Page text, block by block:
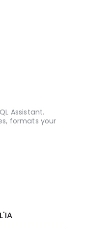
Assistant.
formats your